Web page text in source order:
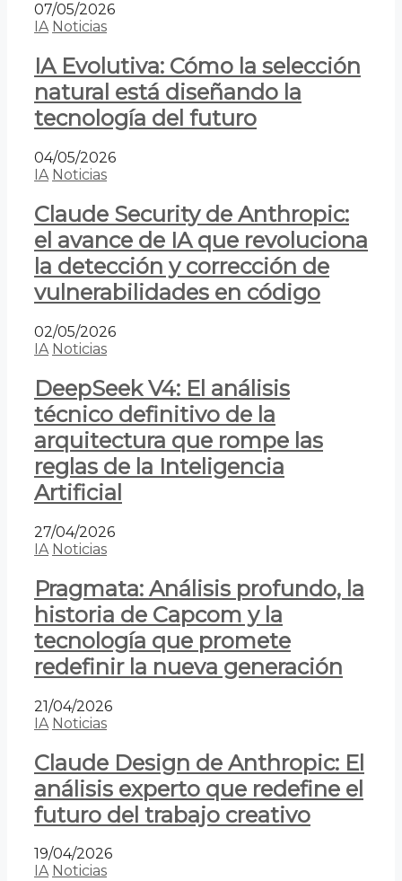
07/05/2026
IA Noticias
IA Evolutiva: Cómo la selección
natural está diseñando la
tecnología del futuro
04/05/2026
IA Noticias
Claude Security de Anthropic:
el avance de IA que revoluciona
la detección y corrección de
vulnerabilidades en código
02/05/2026
IA Noticias
DeepSeek V4: El análisis
técnico definitivo de la
arquitectura que rompe las
reglas de la Inteligencia
Artificial
27/04/2026
IA Noticias
Pragmata: Análisis profundo, la
historia de Capcom y la
tecnología que promete
redefinir la nueva generación
21/04/2026
IA Noticias
Claude Design de Anthropic: El
análisis experto que redefine el
futuro del trabajo creativo
19/04/2026
IA Noticias